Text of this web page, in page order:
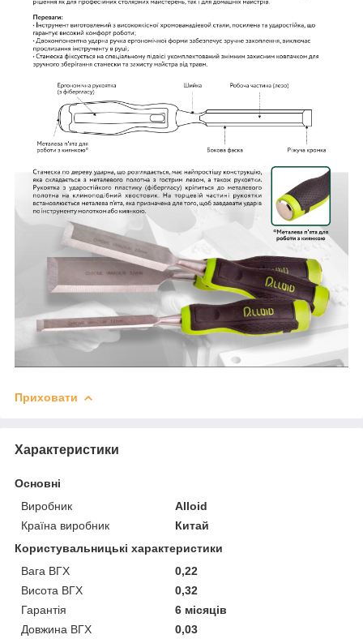
Приховати
Характеристики
Основні
Виробник
Alloid
Країна виробник
Китай
Користувальницькі характеристики
Вага ВГХ
0,22
Висота ВГХ
0,32
Гарантія
6 місяців
Довжина ВГХ
0,03